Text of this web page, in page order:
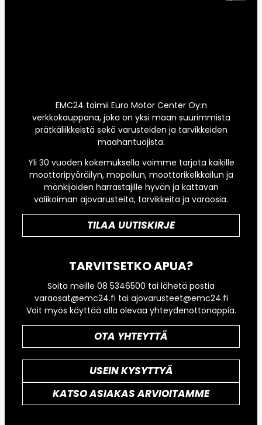
EMC24 toimii Euro Motor Center Oy:n
verkkokauppana, joka on yksi maan suurimmista
prätkäliikkeistä sekä varusteiden ja tarvikkeiden
maahantuojista.
Yli 30 vuoden kokemuksella voimme tarjota kaikille
moottoripyöräilyn, mopoilun, moottorikelkkailun ja
mönkijöiden harrastajille hyvän ja kattavan
valikoiman ajovarusteita, tarvikkeita ja varaosia.
TILAA UUTISKIRJE
TARVITSETKO APUA?
Soita meille 08 5346500 tai lähetä postia
varaosat@emc24.fi tai ajovarusteet@emc24.fi
Voit myös käyttää alla olevaa yhteydenottonappia.
OTA YHTEYTTÄ
USEIN KYSYTTYÄ
KATSO ASIAKAS ARVIOITAMME